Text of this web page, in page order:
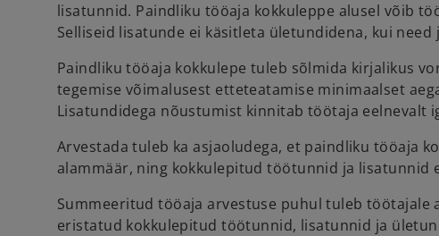
lisatunnid. Paindliku tööaja kokkuleppe alusel võib
Selliseid lisatunde ei käsitleta ületundidena, kui
Paindliku tööaja kokkulepe tuleb sõlmida kirjalikus
tegemise võimalusest etteteatamise minimaalset
Lisatundidega nõustumist kinnitab töötaja eelnevalt
Arvestada tuleb ka asjaoludega, et paindliku tööaja
alammäär, ning kokkulepitud töötunnid ja lisatunnid
Summeeritud tööaja arvestuse puhul tuleb
eristatud kokkulepitud töötunnid, lisatunnid ja